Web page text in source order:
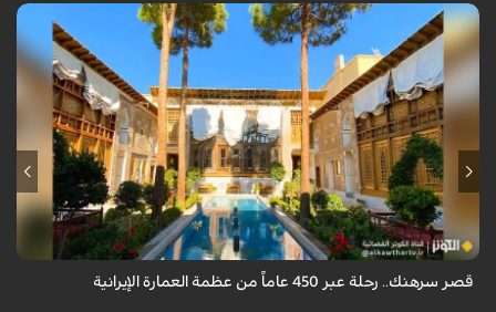
يقع قصر سرهنك في أصفهان، الذي يمتد عمره إلى 450 عاماً، ليكون سرداً حياً
لأربعة عصور تاريخية وشاهداً على عبق العمارة الإيرانية.
قصر سرهنك.. رحلة عبر 450 عاماً من عظمة العمارة الإيرانية